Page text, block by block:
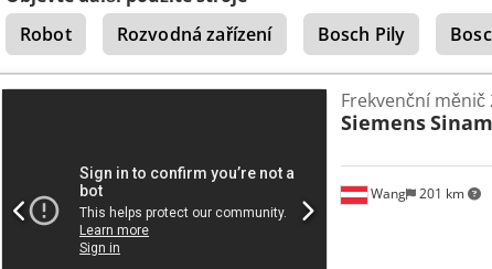
parametrů * Originální provozní návod pro uvedení do provozu
(včetně kabelů) Dkodpfezrddhjx Ab Djr Pouze 2 kusy skladem!
nastavení, a proto je v původním stavu, v jakém byla dodána
prohlédněte na originálních fotografiích produktu. Funkční a
Robot
Rozvodná zařízení Bosch Pily
Wang 201 km
Frekvenční měnič
Siemens